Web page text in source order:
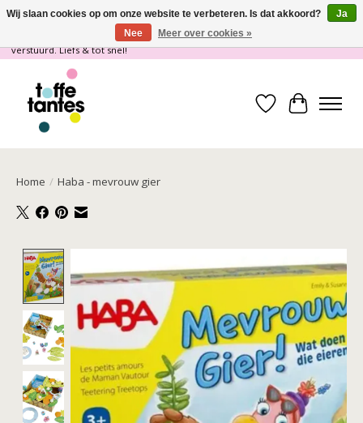
Wij gaan op vakantie! vanaf 4 juli t/m 21 juli worden er geen pakketjes
verstuurd. Liefs & tot snel!
Verlanglijst
Home / Haba - mevrouw gier
Wij slaan cookies op om onze website te verbeteren. Is dat akkoord?
Ja
Nee
Meer over cookies »